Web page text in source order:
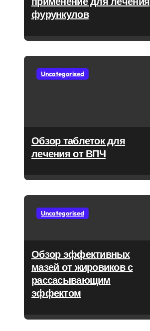
фурункулов
Uncategorised
Обзор таблеток для
лечения от ВПЧ
Uncategorised
Обзор эффективных
мазей от жировиков с
рассасывающим
эффектом